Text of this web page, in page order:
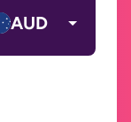
AUD